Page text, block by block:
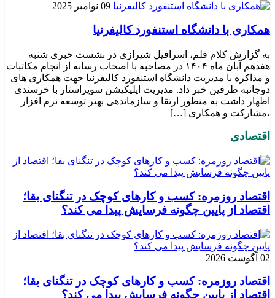
09 نوامبر 2025
همکاری با دانشگاه استنفورد کالیفرنیا
به گزارش کلام قلم، اسرافیل شیرازی در نشست خبری شنبه
هفدهم آبان ماه ۱۴۰۴ در مصاحبه با اصحاب رسانه از انجام مکاتبات
و مذاکره با مدیریت دانشگاه استنفورد کالیفرنیا جهت همکاری های
دوجانبه طرفین خبر داد. مدیریت اپلیکیشن سوپراستار با خرسندی
اظهار داشت به منظور ارتقا و سازماندهی بهتر توسعه نرم افزار
،مشارکت و همکاری […]
اقتصادی
اقتصاد روزمره: کسب‌ و کارهای کوچک در تنگنای بقا؛
اقتصاد از پایین چگونه فرسایش پیدا می کند؟
02 آگوست 2026
اقتصاد روزمره: کسب‌ و کارهای کوچک در تنگنای بقا؛
اقتصاد از پایین چگونه فرسایش پیدا می کند؟